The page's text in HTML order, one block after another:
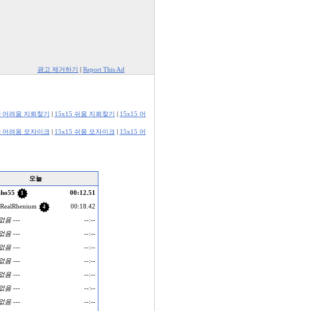
광고 제거하기 | Report This Ad
어려움 지뢰찾기 | 15x15 쉬움 지뢰찾기 | 15x15 어
어려움 모자이크 | 15x15 쉬움 모자이크 | 15x15 어
오늘
1
00:12.51
4
00:18.42
음 ---
--:--
음 ---
--:--
음 ---
--:--
음 ---
--:--
음 ---
--:--
음 ---
--:--
음 ---
--:--